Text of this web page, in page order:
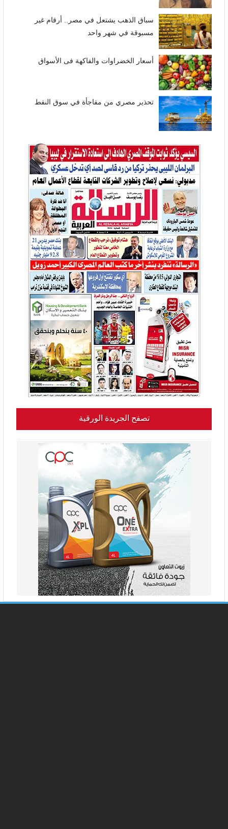
سباق الذهب يشتعل في مصر.. أرقام غير
مسبوقة في شهر واحد
أسعار الخضراوات والفاكهة فى الأسواق
تحذير مصري من مفاجأة في سوق النفط
تصفح الجريدة الورقية